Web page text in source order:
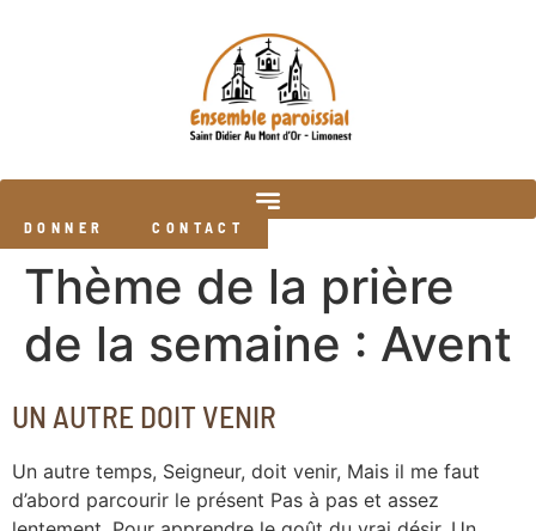
DONNER CONTACT
Thème de la prière
de la semaine : Avent
UN AUTRE DOIT VENIR
Un autre temps, Seigneur, doit venir, Mais il me faut
d’abord parcourir le présent Pas à pas et assez